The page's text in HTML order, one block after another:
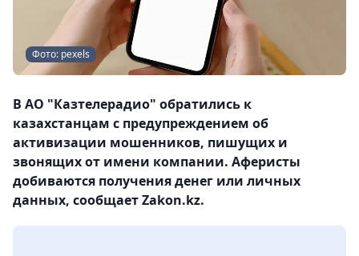
Фото: pexels
В АО "Казтелерадио" обратились к
казахстанцам с предупреждением об
активизации мошенников, пишущих и
звонящих от имени компании. Аферисты
добиваются получения денег или личных
данных, сообщает Zakon.kz.